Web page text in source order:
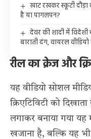
खाट रखकर स्कूटी दौड़ा
है या पागलपन?
देवर की शादी में
बाराती दंग, वायरल
रील का क्रेज और
यह वीडियो सोशल
क्रिएटिविटी को
लगाकर बनाया गया
खजाना है, बल्कि यह